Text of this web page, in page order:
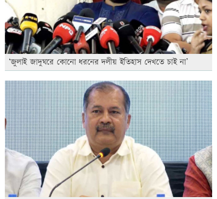
‘জুলাই জাদুঘরে কোনো ধরনের দলীয় ইতিহাস দেখতে চাই না’